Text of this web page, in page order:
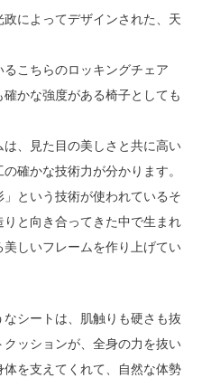
によってデザインされた、天
こちらのロッキングチェア
かな強度がある椅子としても
、見た目の美しさと共に高い
確かな技術力が分かります。
という技術が使われているそ
と向き合ってきた中で生まれ
しいフレームを作り上げてい
シートは、肌触りも硬さも抜
ッションが、全身の力を抜い
を支えてくれて、自然な体勢